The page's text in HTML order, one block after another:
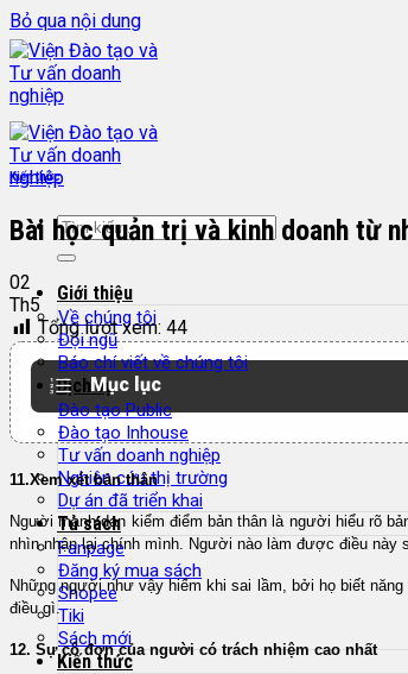
Bỏ qua nội dung
Giới thiệu
Về chúng tôi
Đội ngũ
Báo chí viết về chúng tôi
Dịch vụ
Đào tạo Public
Đào tạo Inhouse
Tư vấn doanh nghiệp
Nghiên cứu thị trường
Dự án đã triển khai
Tủ sách
Fanpage
Đăng ký mua sách
Shopee
Tiki
Sách mới
Kiến thức
Kiến thức
Bài học quản trị và kinh doanh từ
02
Th5
Tổng lượt xem: 44
Mục lục
11.Xem xét bản thân
Người mạnh dạn kiểm điểm bản thân là người hiểu rõ
nhìn nhận lại chính mình. Người nào làm được điều này
Những người như vậy hiếm khi sai lầm, bởi họ biết
điều gì.
12. Sự cô đơn của người có trách nhiệm cao nhất